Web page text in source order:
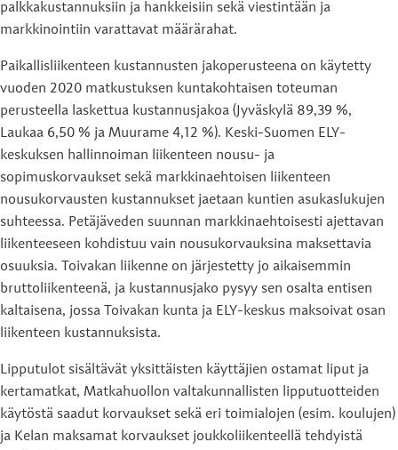
palkkakustannuksiin ja hankkeisiin sekä viestintään ja
markkinointiin varattavat määrärahat.
Paikallisliikenteen kustannusten jakoperusteena on käytetty
vuoden 2020 matkustuksen kuntakohtaisen toteuman
perusteella laskettua kustannusjakoa (Jyväskylä 89,39 %,
Laukaa 6,50 % ja Muurame 4,12 %). Keski-Suomen ELY-
keskuksen hallinnoiman liikenteen nousu- ja
sopimuskorvaukset sekä markkinaehtoisen liikenteen
nousukorvausten kustannukset jaetaan kuntien asukaslukujen
suhteessa. Petäjäveden suunnan markkinaehtoisesti ajettavan
liikenteeseen kohdistuu vain nousukorvauksina maksettavia
osuuksia. Toivakan liikenne on järjestetty jo aikaisemmin
bruttoliikenteenä, ja kustannusjako pysyy sen osalta entisen
kaltaisena, jossa Toivakan kunta ja ELY-keskus maksoivat osan
liikenteen kustannuksista.
Lipputulot sisältävät yksittäisten käyttäjien ostamat liput ja
kertamatkat, Matkahuollon valtakunnallisten lipputuotteiden
käytöstä saadut korvaukset sekä eri toimialojen (esim. koulujen)
ja Kelan maksamat korvaukset joukkoliikenteellä tehdyistä